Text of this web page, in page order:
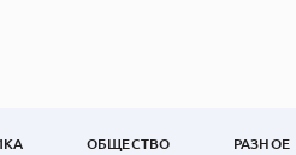
ОБЩЕСТВО РАЗНОЕ